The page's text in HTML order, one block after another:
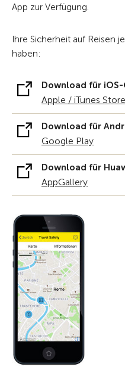
App zur Verfügung.
Ihre Sicherheit auf Reisen
haben:
Download für
Apple / iTunes Store
Download für
Google Play
Download für
AppGallery